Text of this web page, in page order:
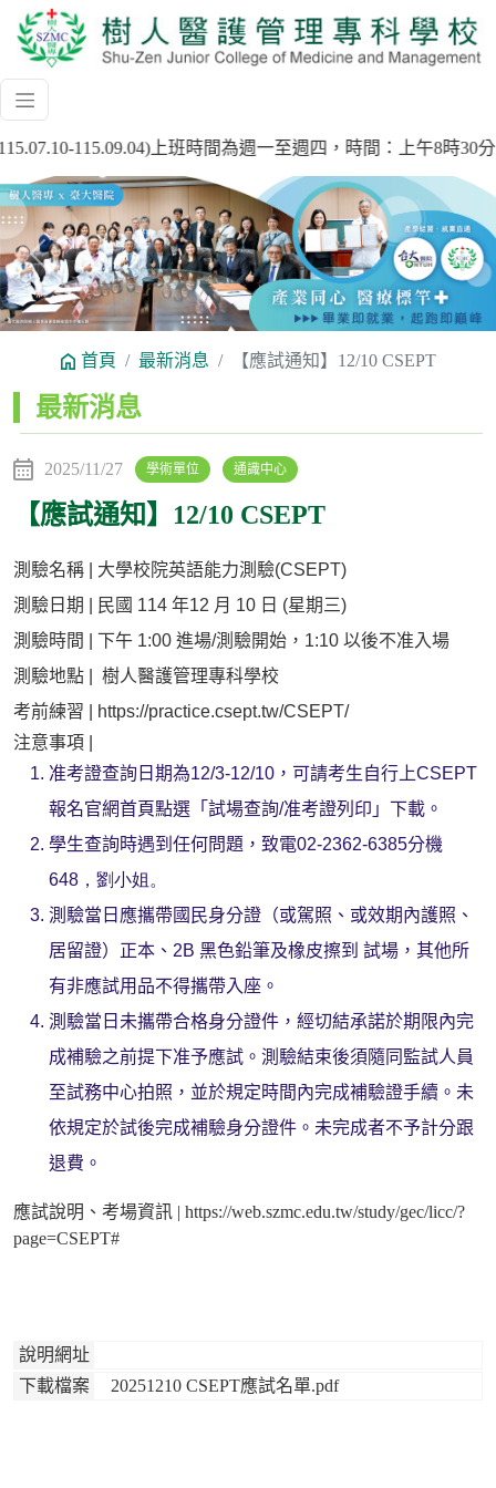
115.09.04)上班時間為週一至週四，時間：上午8時30
Previous Next
首頁 最新消息 【應試通知】12/10 CSEPT
最新消息
2025/11/27 學術單位 通識中心
【應試通知】12/10 CSEPT
測驗名稱 | 大學校院英語能力測驗(CSEPT)
測驗日期 | 民國 114 年12 月 10 日 (星期三)
測驗時間 | 下午 1:00 進場/測驗開始，1:10 以後不准入場
測驗地點 | 樹人醫護管理專科學校
考前練習 |
https://practice.csept.tw/CSEPT/
注意事項 |
准考證查詢日期為12/3-12/10 ，可請考生自行上CSEPT
報名官網首頁點選 「試場查詢/准考證列印」 下載。
學生查詢時遇到任何問題，致電02-2362-6385分機
648，劉小姐。
測驗當日應攜帶國民身分證（或駕照、或效期內護照、
居留證） 正本、2B 黑色鉛筆及橡皮擦到 試場，其他所
有非應試用品不得攜帶入座。
測驗當日未攜帶合格身分證件， 經切結承諾於期限內完
成補驗之前提下准予應試。 測驗結束後須隨同監試人員
至試務中心拍照， 並於規定時間內完成補驗證手續。 未
依規定於試後完成補驗身分證件。未完成者不予計分跟
退費。
應試說明、考場資訊 | https://web.szmc.edu.tw/study/gec/licc/?
page=CSEPT#
說明網址
下載檔案
20251210 CSEPT應試名單.pdf